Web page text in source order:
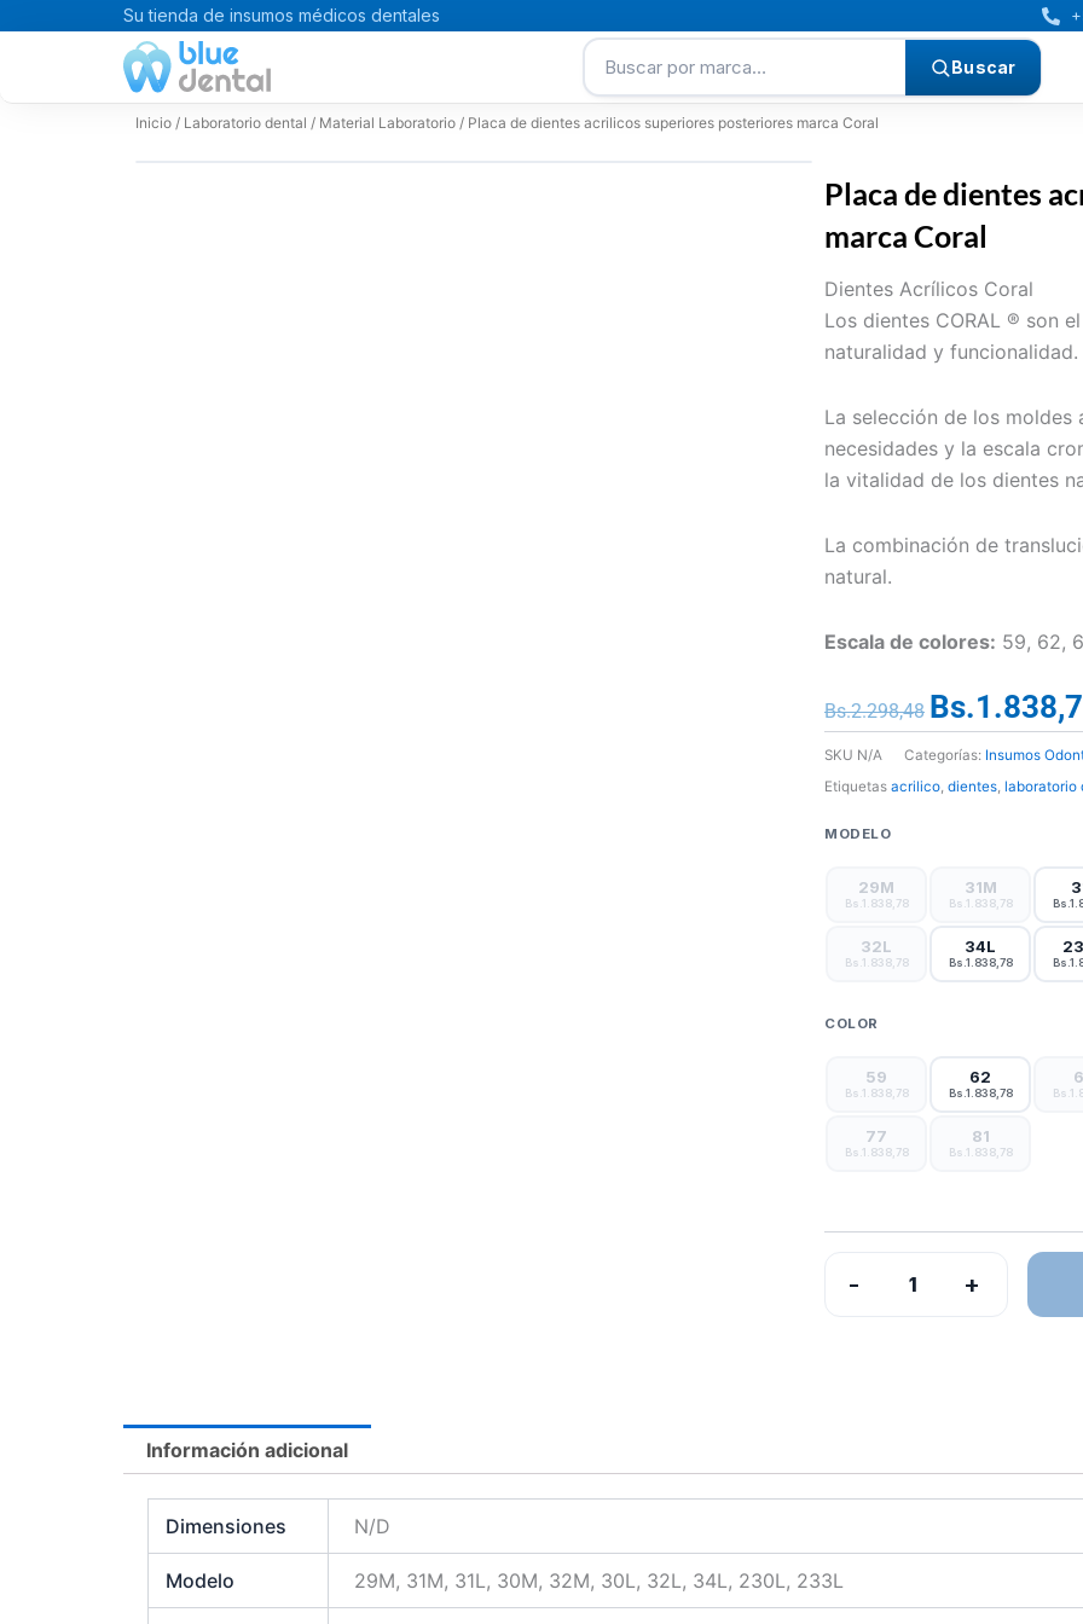
Su tienda de insumos médicos dentales
Buscar por marca… Buscar
Inicio / Laboratorio dental / Material Laboratorio / Placa de dientes acrilicos superiores posteriores marca Coral
Placa de dientes
marca Coral
Dientes Acrílicos Coral
Los dientes CORAL ® son
naturalidad y funcionalidad.
La selección de los
necesidades y la escala
la vitalidad de los dientes
La combinación de
natural.
Escala de colores: 59, 62,
Bs.2.298,48 El
precio
original
era:
Bs.
SKU N/A Categorías: Insumos
Etiquetas acrilico dientes laboratorio
MODELO
29M
Bs.1.838,78
31M
Bs.1.838,78
32L
Bs.1.838,78
34L
Bs.1.838,78
COLOR
59
Bs.1.838,78
62
Bs.1.838,78
77
Bs.1.838,78
81
Bs.1.838,78
-
Placa
dientes
acrilicos
superiores
posteriores
Coral
+
Información adicional
Dimensiones N/D
Modelo 29M, 31M, 31L, 30M, 32M, 30L, 32L, 34L, 230L, 233L